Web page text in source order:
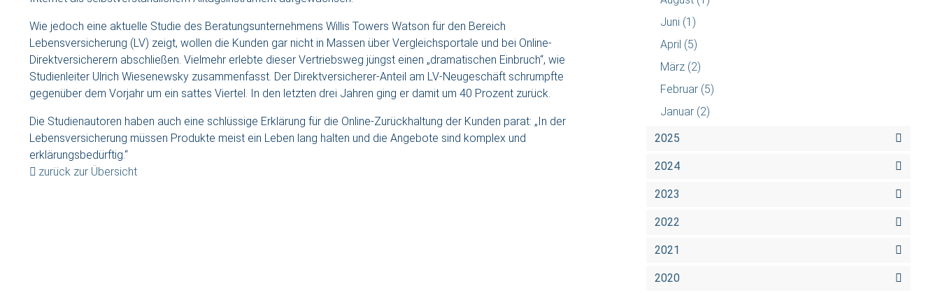
Wie jedoch eine aktuelle Studie des Beratungsunternehmens Willis Towers Watson für den Bereich
Lebensversicherung (LV) zeigt, wollen die Kunden gar nicht in Massen über Vergleichsportale und bei Online-
Direktversicherern abschließen. Vielmehr erlebte dieser Vertriebsweg jüngst einen „dramatischen Einbruch“, wie
Studienleiter Ulrich Wiesenewsky zusammenfasst. Der Direktversicherer-Anteil am LV-Neugeschäft schrumpfte
gegenüber dem Vorjahr um ein sattes Viertel. In den letzten drei Jahren ging er damit um 40 Prozent zurück.
Die Studienautoren haben auch eine schlüssige Erklärung für die Online-Zurückhaltung der Kunden parat: „In der
Lebensversicherung müssen Produkte meist ein Leben lang halten und die Angebote sind komplex und
erklärungsbedürftig.“
zurück zur Übersicht
Juni (1)
April (5)
März (2)
Februar (5)
Januar (2)
2025
2024
2023
2022
2021
2020